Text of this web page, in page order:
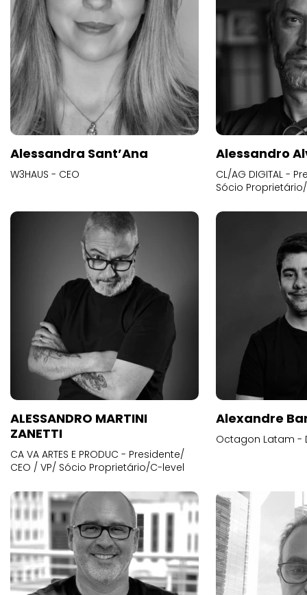
Alessandra Sant’Ana
W3HAUS - CEO
Alessandro
CL/AG DIGITAL -
Sócio
ALESSANDRO MARTINI
ZANETTI
CA VA ARTES E PRODUC - Presidente/
CEO / VP/ Sócio Proprietário/C-level
Alexandre
Octagon Latam -